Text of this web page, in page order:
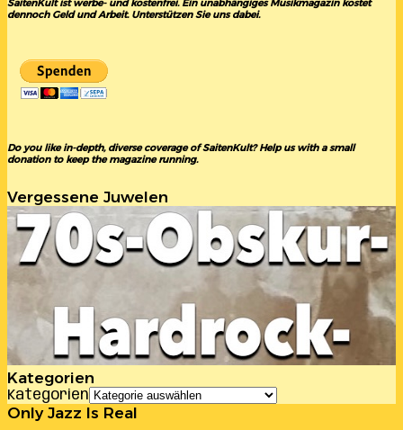
SaitenKult ist werbe- und kostenfrei. Ein unabhängiges Musikmagazin kostet
dennoch Geld und Arbeit. Unterstützen Sie uns dabei.
Do you like in-depth, diverse coverage of SaitenKult? Help us with a small
donation to keep the magazine running.
Vergessene Juwelen
Kategorien
Kategorien
Only Jazz Is Real